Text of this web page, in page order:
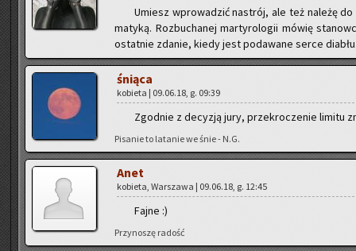
Umiesz wpro­wa­dzić na­strój, ale też na­le­żę
ma­ty­ką. Roz­bu­cha­nej mar­ty­ro­lo­gii mówię
ostat­nie zda­nie, kiedy jest po­da­wa­ne serce
śnią­ca
ko­bie­ta | 09.06.18, g. 09:39
Zgod­nie z de­cy­zją jury, prze­kro­cze­nie li­mi­tu
Pi­sa­nie to la­ta­nie we śnie - N.G.
Anet
ko­bie­ta, War­sza­wa | 09.06.18, g. 12:45
Fajne :)
Przy­no­szę ra­dość